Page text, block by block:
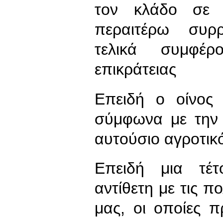
τον κλάδο σε
περαιτέρω
τελικά
επικράτειας
Επειδή ο οίνος
σύμφωνα με την
αυτούσιο
Επειδή μια
αντίθετη με τις
μας, οι οποίες